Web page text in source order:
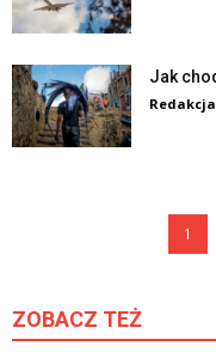
Jak
Redakcja
1
ZOBACZ TEŻ